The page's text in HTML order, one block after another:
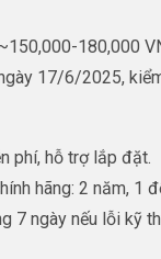
180,000
17/6/2025,
phí, hỗ trợ lắp đặt.
hãng: 2 năm, 1
7 ngày nếu lỗi kỹ